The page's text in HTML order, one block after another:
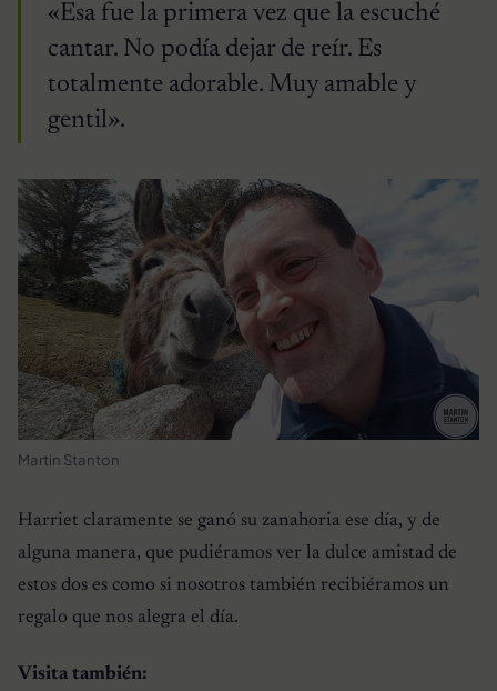
«Esa fue la primera vez que la escuché
cantar. No podía dejar de reír. Es
totalmente adorable. Muy amable y
gentil».
Martin Stanton
Harriet claramente se ganó su zanahoria ese día, y de
alguna manera, que pudiéramos ver la dulce amistad de
estos dos es como si nosotros también recibiéramos un
regalo que nos alegra el día.
Visita también: